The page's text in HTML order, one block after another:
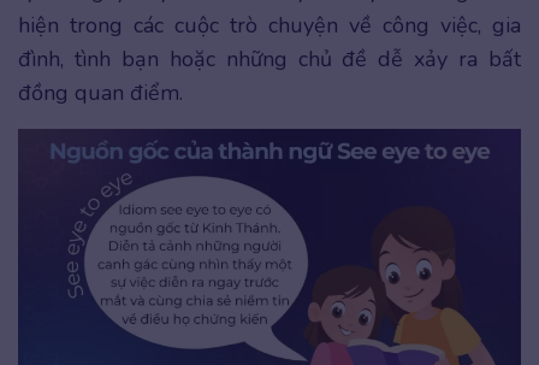
hiện trong các cuộc trò chuyện về công việc, gia
đình, tình bạn hoặc những chủ đề dễ xảy ra bất
đồng quan điểm.